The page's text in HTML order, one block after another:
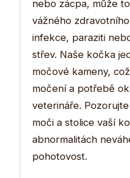
nebo zácpa, může
vážného
infekce, paraziti
střev. Naše kočka
močové kameny,
močení a potřebě
veterináře.
moči a stolice vaší
abnormalitách
pohotovost.